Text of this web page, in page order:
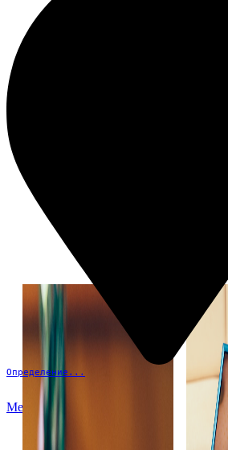
Определение...
Меню